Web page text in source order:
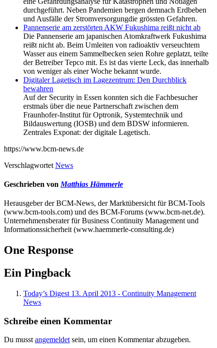
durchgeführt. Neben Pandemien bergen demnach Erdbeben
und Ausfälle der Stromversorgungdie grössten Gefahren.
Pannenserie am zerstörten AKW Fukushima reißt nicht ab
Die Pannenserie am japanischen Atomkraftwerk Fukushima
reißt nicht ab. Beim Umleiten von radioaktiv verseuchtem
Wasser aus einem Sammelbecken seien Rohre geplatzt, teilte
der Betreiber Tepco mit. Es ist das vierte Leck, das innerhalb
von weniger als einer Woche bekannt wurde.
Digitaler Lagetisch im Lagezentrum: Den Durchblick
bewahren
Auf der Security in Essen konnten sich die Fachbesucher
erstmals über die neue Partnerschaft zwischen dem
Fraunhofer-Institut für Optronik, Systemtechnik und
Bildauswertung (IOSB) und dem BDSW informieren.
Zentrales Exponat: der digitale Lagetisch.
https://www.bcm-news.de
Verschlagwortet News
Geschrieben von Matthias Hämmerle
Herausgeber der BCM-News, der Marktübersicht für BCM-Tools
(www.bcm-tools.com) und des BCM-Forums (www.bcm-net.de).
Unternehmensberater für Business Continuity Management und
Informationssicherheit (www.haemmerle-consulting.de)
One Response
Ein Pingback
Today’s Digest 13. April 2013 - Continuity Management
News
Schreibe einen Kommentar
Du musst angemeldet sein, um einen Kommentar abzugeben.